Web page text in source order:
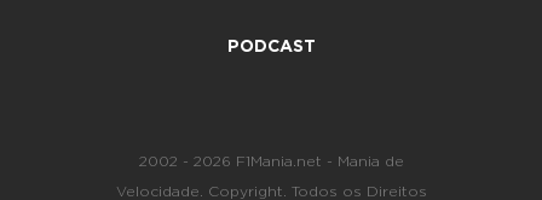
PODCAST
2002 - 2026 F1Mania.net - Mania de
Velocidade. Copyright. Todos os Direitos